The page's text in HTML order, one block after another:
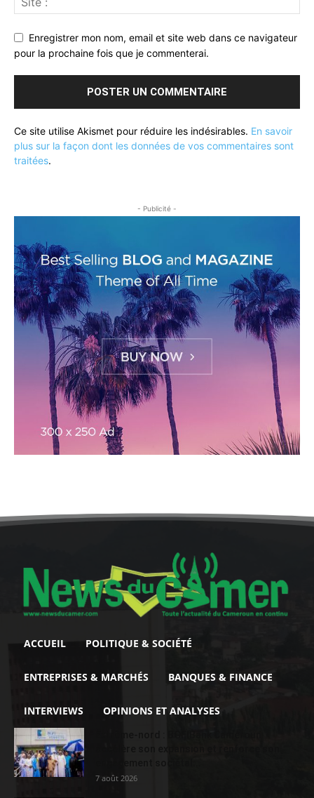
Enregistrer mon nom, email et site web dans ce navigateur
pour la prochaine fois que je commenterai.
Ce site utilise Akismet pour réduire les indésirables. En savoir
plus sur la façon dont les données de vos commentaires sont
traitées.
- Publicité -
ACCUEIL POLITIQUE & SOCIÉTÉ
ENTREPRISES & MARCHÉS BANQUES & FINANCE
INTERVIEWS OPINIONS ET ANALYSES
7 août 2026